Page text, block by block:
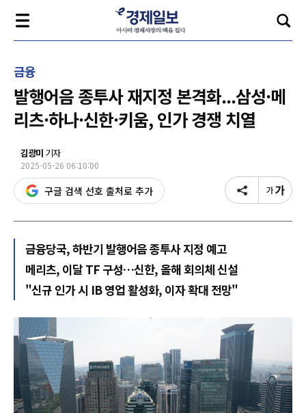
금융
발행어음 종투사 재지정 본격화...삼성·메
리츠·하나·신한·키움, 인가 경쟁 치열
김광미 기자
2025-05-26 06:10:00
구글 검색 선호 출처로 추가
금융당국, 하반기 발행어음 종투사 지정 예고
메리츠, 이달 TF 구성…신한, 올해 회의체 신설
"신규 인가 시 IB 영업 활성화, 이자 확대 전망"